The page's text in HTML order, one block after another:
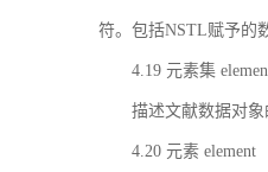
符。包括NSTL赋予的
4.19 元素集
描述文献数据对
4.20 元素 element